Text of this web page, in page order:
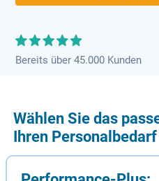
Bereits über 45.000 Kunden
Wählen Sie das
Ihren Personalbedarf